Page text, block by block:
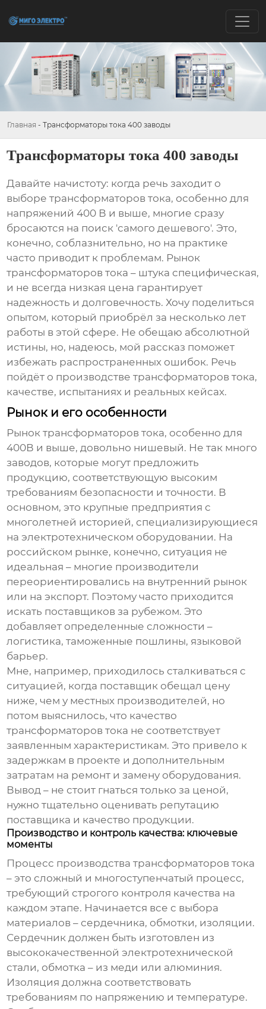
Главная - Трансформаторы тока 400 заводы
Трансформаторы тока 400 заводы
Давайте начистоту: когда речь заходит о
выборетрансформаторов тока, особенно для
напряжений 400 В и выше, многие сразу
бросаются на поиск 'самого дешевого'. Это,
конечно, соблазнительно, но на практике
часто приводит к проблемам. Рынок
трансформаторов тока – штука специфическая,
и не всегда низкая цена гарантирует
надежность и долговечность. Хочу поделиться
опытом, который приобрёл за несколько лет
работы в этой сфере. Не обещаю абсолютной
истины, но, надеюсь, мой рассказ поможет
избежать распространенных ошибок. Речь
пойдёт о производстве трансформаторов тока,
качестве, испытаниях и реальных кейсах.
Рынок и его особенности
Рыноктрансформаторов тока, особенно для
400В и выше, довольно нишевый. Не так много
заводов, которые могут предложить
продукцию, соответствующую высоким
требованиям безопасности и точности. В
основном, это крупные предприятия с
многолетней историей, специализирующиеся
на электротехническом оборудовании. На
российском рынке, конечно, ситуация не
идеальная – многие производители
переориентировались на внутренний рынок
или на экспорт. Поэтому часто приходится
искать поставщиков за рубежом. Это
добавляет определенные сложности –
логистика, таможенные пошлины, языковой
барьер.
Мне, например, приходилось сталкиваться с
ситуацией, когда поставщик обещал цену
ниже, чем у местных производителей, но
потом выяснилось, что качество
трансформаторов тока не соответствует
заявленным характеристикам. Это привело к
задержкам в проекте и дополнительным
затратам на ремонт и замену оборудования.
Вывод – не стоит гнаться только за ценой,
нужно тщательно оценивать репутацию
поставщика и качество продукции.
Производство и контроль качества: ключевые
моменты
Процесс производства трансформаторов тока
– это сложный и многоступенчатый процесс,
требующий строгого контроля качества на
каждом этапе. Начинается все с выбора
материалов – сердечника, обмотки, изоляции.
Сердечник должен быть изготовлен из
высококачественной электротехнической
стали, обмотка – из меди или алюминия.
Изоляция должна соответствовать
требованиям по напряжению и температуре.